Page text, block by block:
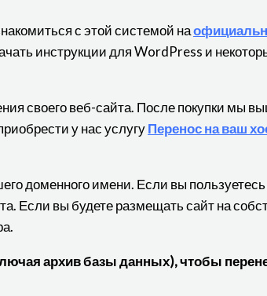
с этой системой на
инструкции для WordPress и
своего веб-сайта. После покупки мы
у нас услугуПеренос на ваш
доменного имени. Если вы
Если вы будете размещать сайт на
архив базы данных), чтобы